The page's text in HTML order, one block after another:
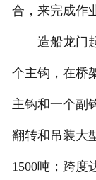
合，来完成作
造船龙门起
个主钩，在桥
主钩和一个副
翻转和吊装大
1500吨；跨度